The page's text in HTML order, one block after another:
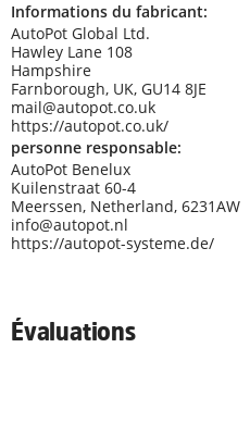
Informations du fabricant:
AutoPot Global Ltd.
Hawley Lane 108
Hampshire
Farnborough, UK, GU14 8JE
mail@autopot.co.uk
https://autopot.co.uk/
personne responsable:
AutoPot Benelux
Kuilenstraat 60-4
Meerssen, Netherland, 6231AW
info@autopot.nl
https://autopot-systeme.de/
Évaluations